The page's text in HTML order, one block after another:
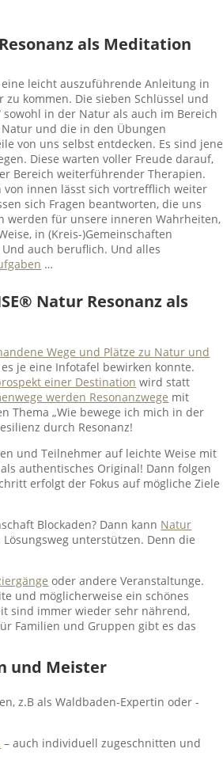
als Meditation
eine leicht auszuführende Anleitung in
kommen. Die sieben Schlüssel und
in der Natur als auch im Bereich
und die in den Übungen
von uns selbst entdecken. Es sind jene
Diese warten voller Freude darauf,
Bereich weiterführender Therapien.
innen lässt sich vortrefflich weiter
sich Fragen beantworten, die uns
werden für unsere inneren Wahrheiten,
in (Kreis-)Gemeinschaften
auch beruflich. Und alles
…
Natur Resonanz als
Wege und Plätze zu Natur und
je eine Infotafel bewirken konnte.
einer Destination wird statt
werden Resonanzwege mit
Thema „Wie bewege ich mich in der
durch Resonanz!
und Teilnehmer auf leichte Weise mit
authentisches Original! Dann folgen
erfolgt der Fokus auf mögliche Ziele
Blockaden? Dann kann Natur
unterstützen. Denn die
oder andere Veranstaltunge.
und möglicherweise ein schönes
sind immer wieder sehr nährend,
Familien und Gruppen gibt es das
und Meister
z.B als Waldbaden-Expertin oder -
– auch individuell zugeschnitten und